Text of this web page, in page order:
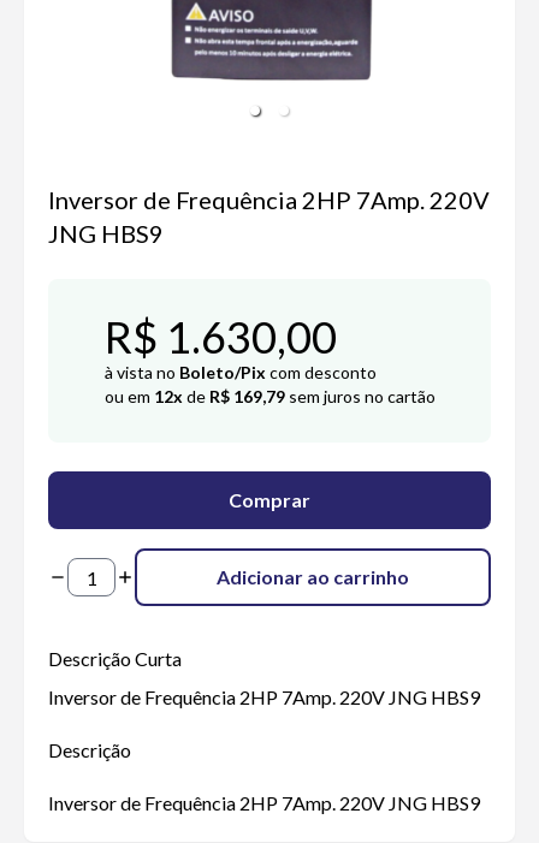
Inversor de Frequência 2HP 7Amp. 220V
JNG HBS9
R$ 1.630,00
à vista no Boleto/Pix com desconto
ou em 12x de R$ 169,79 sem juros no cartão
Comprar
Adicionar ao carrinho
Descrição Curta
Inversor de Frequência 2HP 7Amp. 220V JNG HBS9
Descrição
Inversor de Frequência 2HP 7Amp. 220V JNG HBS9